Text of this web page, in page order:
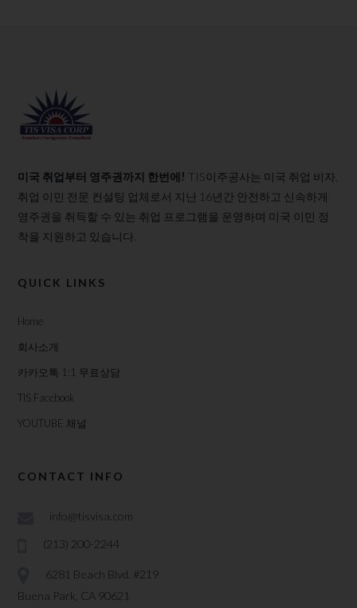
미국 취업부터 영주권까지 한번에! TIS이주공사는 미국 취업 비자,
취업 이민 전문 컨설팅 업체로서 지난 16년간 안전하고 신속하게
영주권을 취득할 수 있는 취업 프로그램을 운영하며 미국 이민 정
착을 지원하고 있습니다.
QUICK LINKS
Home
회사소개
카카오톡 1:1 무료상담
TIS Facebook
YOUTUBE 채널
CONTACT INFO
info@tisvisa.com
(213) 200-2244
6281 Beach Blvd. #219
Buena Park, CA 90621